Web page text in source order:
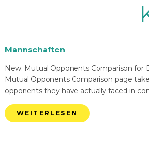
Mannschaften
New: Mutual Opponents Comparison
Mutual Opponents Comparison page
opponents they have actually faced in
WEITERLESEN